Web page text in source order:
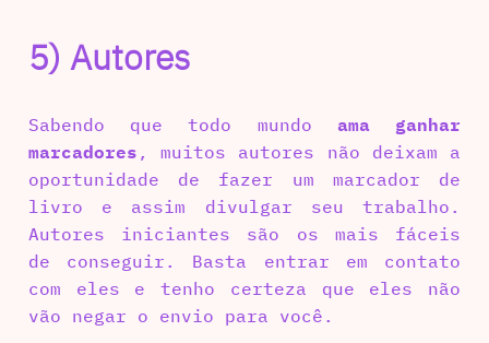
5) Autores
Sabendo que todo mundo ama ganhar
marcadores , muitos autores não deixam a
oportunidade de fazer um marcador de
livro e assim divulgar seu trabalho.
Autores iniciantes são os mais fáceis
de conseguir. Basta entrar em contato
com eles e tenho certeza que eles não
vão negar o envio para você.